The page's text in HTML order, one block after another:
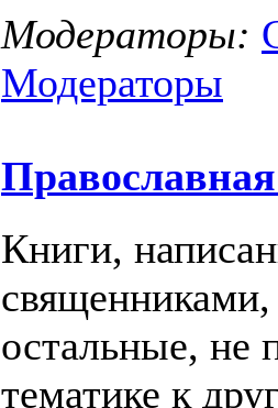
Модераторы:
Модераторы
Книги,
остальные, не
тематике к